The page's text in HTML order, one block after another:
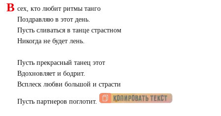
В сех, кто любит ритмы танго
Поздравляю в этот день.
Пусть сливаться в танце страстном
Никогда не будет лень.
Пусть прекрасный танец этот
Вдохновляет и бодрит.
Всплеск любви большой и страсти
Пусть партнеров поглотит.